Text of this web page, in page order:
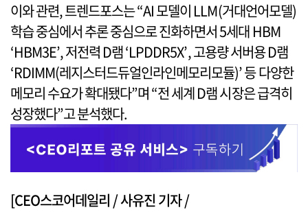
이와 관련, 트렌드포스는 “AI 모델이 LLM(거대언어모델)
학습 중심에서 추론 중심으로 진화하면서 5세대 HBM
‘HBM3E’, 저전력 D램 ‘LPDDR5X’, 고용량 서버용 D램
‘RDIMM(레지스터드듀얼인라인메모리모듈)’ 등 다양한
메모리 수요가 확대됐다”며 “전 세계 D램 시장은 급격히
성장했다”고 분석했다.
[CEO스코어데일리 / 사유진 기자 /